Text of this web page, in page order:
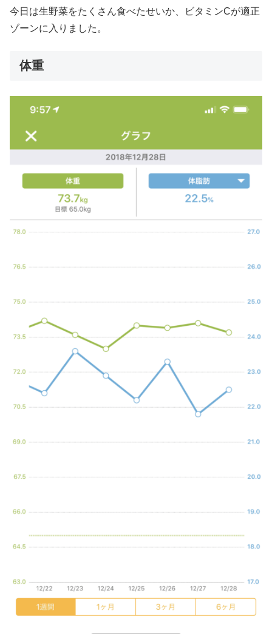
今日は生野菜をたくさん食べたせいか、ビタミンCが適正
ゾーンに入りました。
体重